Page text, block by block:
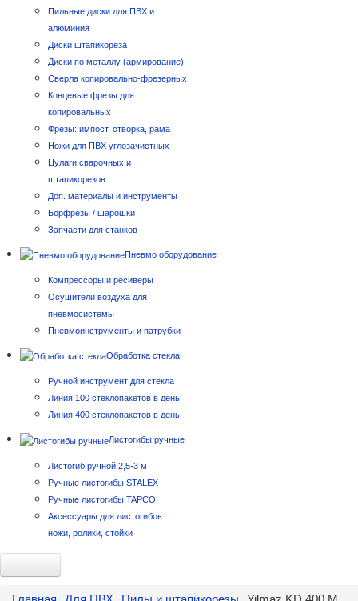
Пильные диски для ПВХ и
алюминия
Диски штапикореза
Диски по металлу (армирование)
Сверла копировально-фрезерных
Концевые фрезы для
копировальных
Фрезы: импост, створка, рама
Ножи для ПВХ углозачистных
Цулаги сварочных и
штапикорезов
Доп. материалы и инструменты
Борфрезы / шарошки
Запчасти для станков
Пневмо оборудование
Компрессоры и ресиверы
Осушители воздуха для
пневмосистемы
Пневмоинструменты и патрубки
Обработка стекла
Ручной инструмент для стекла
Линия 100 стеклопакетов в день
Линия 400 стеклопакетов в день
Листогибы ручные
Листогиб ручной 2,5-3 м
Ручные листогибы STALEX
Ручные листогибы TAPCO
Аксессуары для листогибов:
ножи, ролики, стойки